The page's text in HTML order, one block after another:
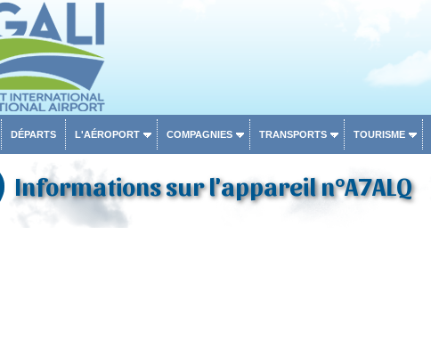
DÉPARTS L'AÉROPORT COMPAGNIES TRANSPORTS TOURISME
Informations sur l'appareil n°A7ALQ